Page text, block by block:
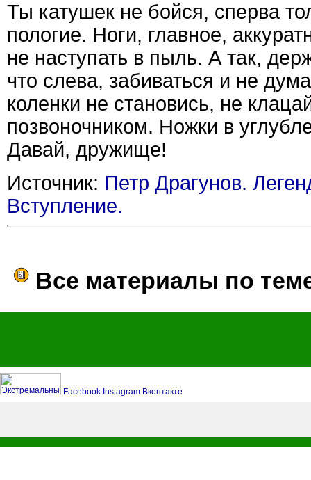
Ты катушек не бойся, сперва
пологие. Ноги, главное,
не наступать в пыль. А так,
что слева, забиваться и не
коленки не становись, не
позвоночником. Ножки в
Давай, дружище!
Источник: Петр Драгунов.
Вступление.
Все материалы по
Facebook Instagram Вконтакте